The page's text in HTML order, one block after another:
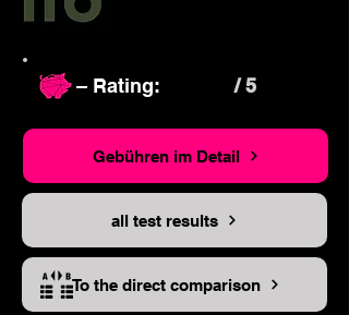
– Rating: / 5
Gebühren im Detail
all test results
To the direct comparison